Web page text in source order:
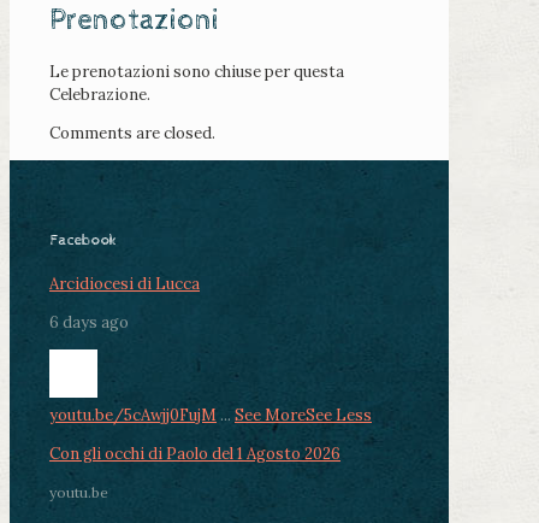
Prenotazioni
Le prenotazioni sono chiuse per questa
Celebrazione.
Comments are closed.
Facebook
Arcidiocesi di Lucca
6 days ago
youtu.be/5cAwjj0FujM ... See MoreSee Less
Con gli occhi di Paolo del 1 Agosto 2026
youtu.be